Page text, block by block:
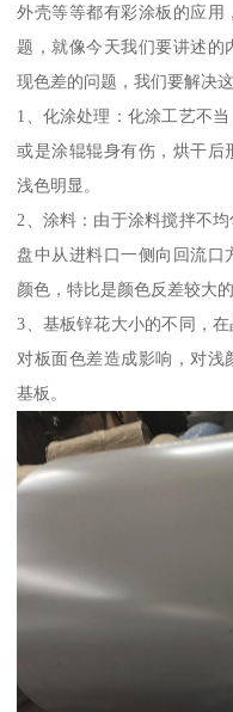
外壳等等都有彩涂板的应用
题，就像今天我们要讲述的
现色差的问题，我们要解决
1、化涂处理：化涂工艺不
或是涂辊辊身有伤，烘干后
浅色明显。
2、涂料：由于涂料搅拌不
盘中从进料口一侧向回流口
颜色，特比是颜色反差较大
3、基板锌花大小的不同，
对板面色差造成影响，对浅
基板。